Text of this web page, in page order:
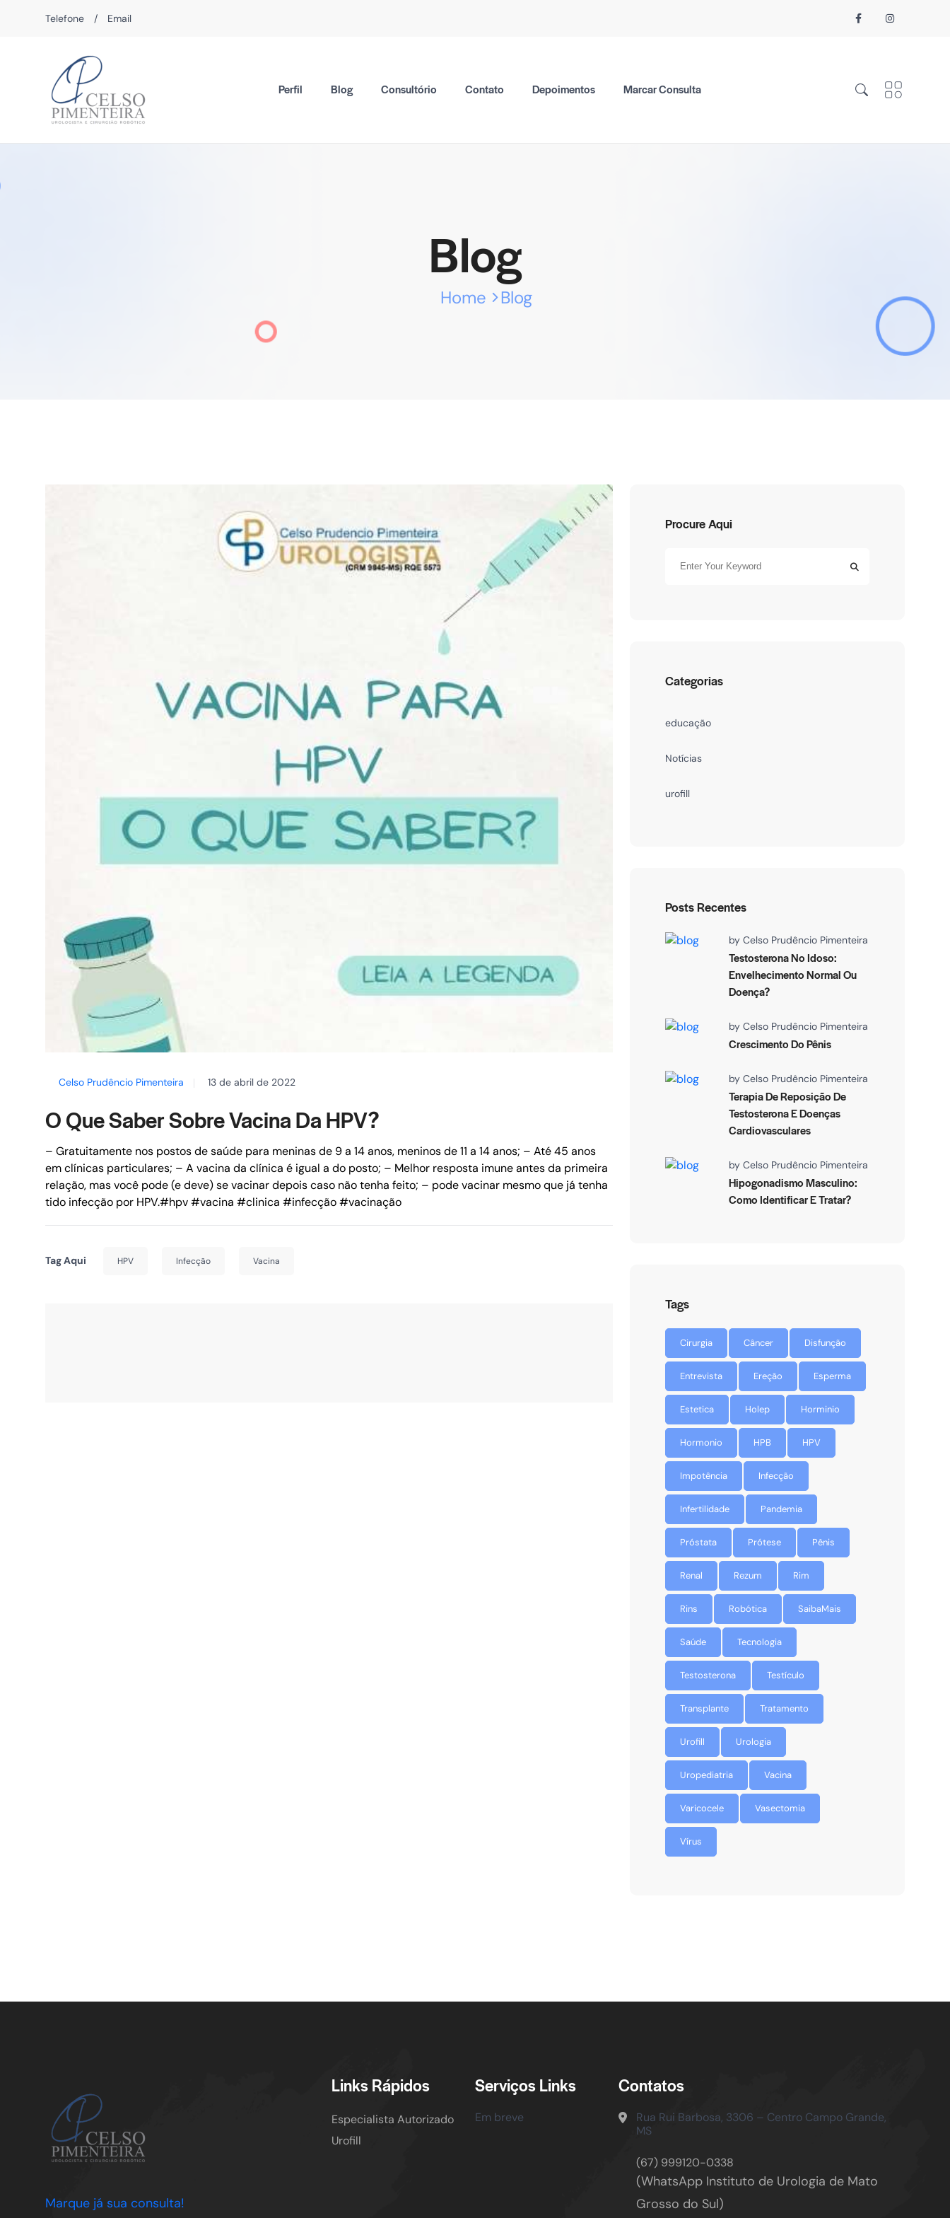
Telefone / Email
Perfil Blog Consultório Contato Depoimentos Marcar Consulta
Blog
Home Blog
Celso Prudêncio Pimenteira 13 de abril de 2022
O Que Saber Sobre Vacina Da HPV?
– Gratuitamente nos postos de saúde para meninas de 9 a 14 anos, meninos de 11 a 14 anos; – Até 45 anos
em clínicas particulares; – A vacina da clínica é igual a do posto; – Melhor resposta imune antes da primeira
relação, mas você pode (e deve) se vacinar depois caso não tenha feito; – pode vacinar mesmo que já tenha
tido infecção por HPV.#hpv #vacina #clinica #infecção #vacinação
Tag Aqui HPV Infecção Vacina
Procure Aqui
Categorias
educação
Notícias
urofill
Posts Recentes
by Celso Prudêncio Pimenteira
Testosterona No Idoso:
Envelhecimento Normal Ou
Doença?
by Celso Prudêncio Pimenteira
Crescimento Do Pênis
by Celso Prudêncio Pimenteira
Terapia De Reposição De
Testosterona E Doenças
Cardiovasculares
by Celso Prudêncio Pimenteira
Hipogonadismo Masculino:
Como Identificar E Tratar?
Tags
Cirurgia Câncer Disfunção
Entrevista Ereção Esperma
Estetica Holep Horminio
Hormonio HPB HPV
Impotência Infecção
Infertilidade Pandemia
Próstata Prótese Pênis
Renal Rezum Rim
Rins Robótica SaibaMais
Saúde Tecnologia
Testosterona Testículo
Transplante Tratamento
Urofill Urologia
Uropediatria Vacina
Varicocele Vasectomia
Vírus
Marque já sua consulta!
Links Rápidos
Especialista Autorizado
Urofill
Serviços Links
Em breve
Contatos
Rua Rui Barbosa, 3306 – CentroCampo Grande,
MS
(67) 999120-0338
(WhatsApp Instituto de Urologia de Mato
Grosso do Sul)